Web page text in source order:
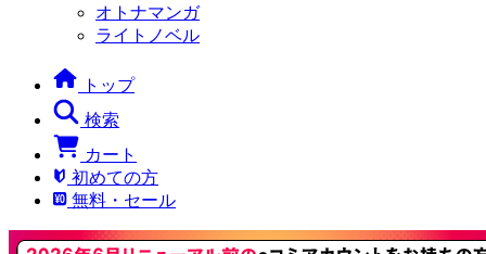
オトナマンガ
ライトノベル
トップ
検索
カート
初めての方
無料・セール